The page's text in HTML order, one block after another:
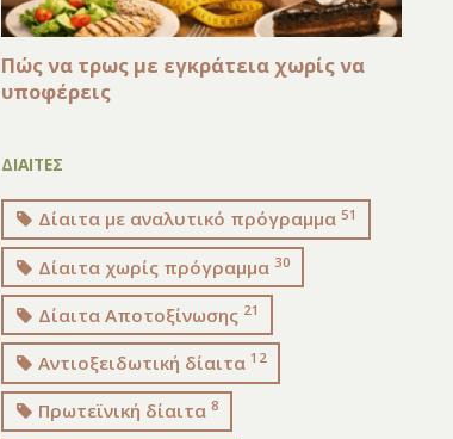
Πώς να τρως με εγκράτεια χωρίς να
υποφέρεις
ΔΙΑΙΤΕΣ
Δίαιτα με αναλυτικό πρόγραμμα51
Δίαιτα χωρίς πρόγραμμα 30
Δίαιτα Αποτοξίνωσης 21
Αντιοξειδωτική δίαιτα 12
Πρωτεϊνική δίαιτα8